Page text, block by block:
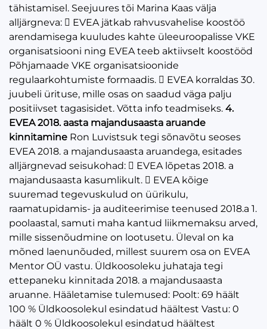
tähistamisel. Seejuures tõi Marina Kaas välja
alljärgneva:  EVEA jätkab rahvusvahelise koostöö
arendamisega kuuludes kahte üleeuroopalisse VKE
organisatsiooni ning EVEA teeb aktiivselt koostööd
Põhjamaade VKE organisatsioonide
regulaarkohtumiste formaadis.  EVEA korraldas 30.
juubeli ürituse, mille osas on saadud väga palju
positiivset tagasisidet. Võtta info teadmiseks. 4.
EVEA 2018. aasta majandusaasta aruande
kinnitamine Ron Luvistsuk tegi sõnavõtu seoses
EVEA 2018. a majandusaasta aruandega, esitades
alljärgnevad seisukohad:  EVEA lõpetas 2018. a
majandusaasta kasumlikult.  EVEA kõige
suuremad tegevuskulud on üürikulu,
raamatupidamis- ja auditeerimise teenused 2018.a 1.
poolaastal, samuti maha kantud liikmemaksu arved,
mille sissenõudmine on lootusetu. Üleval on ka
mõned laenunõuded, millest suurem osa on EVEA
Mentor OÜ vastu. Üldkoosoleku juhataja tegi
ettepaneku kinnitada 2018. a majandusaasta
aruanne. Hääletamise tulemused: Poolt: 69 häält
100 % Üldkoosolekul esindatud häältest Vastu: 0
häält 0 % Üldkoosolekul esindatud häältest